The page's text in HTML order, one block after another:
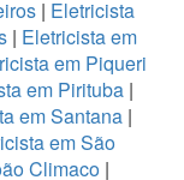
| Eletricista
| Eletricista em
em Piqueri
em Pirituba |
em Santana|
em São
Climaco |